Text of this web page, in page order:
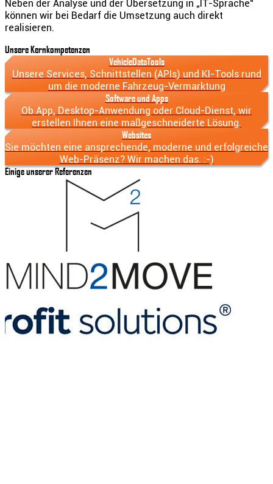
Neben der Analyse und der Übersetzung in „IT-Sprache“
können wir bei Bedarf die Umsetzung auch direkt
realisieren.
Unsere Kernkompetenzen
VehicleDataTools
Unsere Services, Schnitt­stellen (APIs) und KI-Tools rund
um die mo­derne Fahr­zeug-Vermark­tung
Software und Apps
Ob App, Desktop-Anwendung oder Cloud-Dienst, wir
erstellen Ihnen eine maßge­schnei­derte Lösung.
Websites
Sie möchten eine ansprech­ende, moderne und erfolg­reiche
Web-Präsenz? Wir machen das. :-)
Einige unserer Referenzen